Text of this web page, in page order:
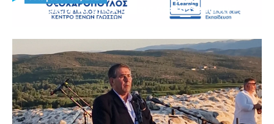
Θέλεις να αποκτήσεις άδεια Security?